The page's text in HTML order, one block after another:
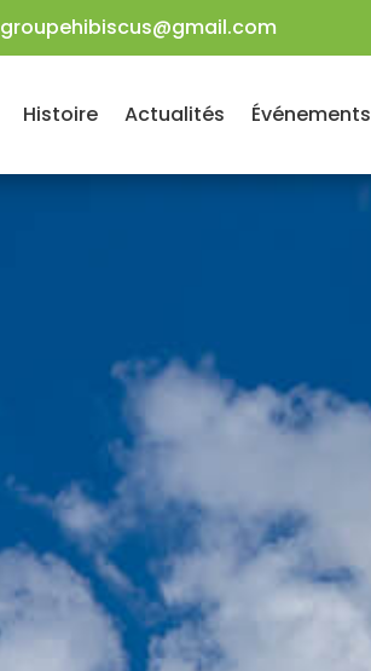
groupehibiscus@gmail.com
Histoire Actualités Événements